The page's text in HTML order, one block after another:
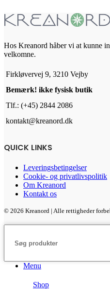
Hos Kreanord håber vi at kunne
velkomne.
Firkløvervej 9, 3210 Vejby
Bemærk! ikke fysisk butik
Tlf.: (+45) 2844 2086
kontakt@kreanord.dk
QUICK LINKS
Leveringsbetingelser
Cookie- og privatlivspolitik
Om Kreanord
Kontakt os
© 2026 Kreanord | Alle rettigheder
Menu
Shop